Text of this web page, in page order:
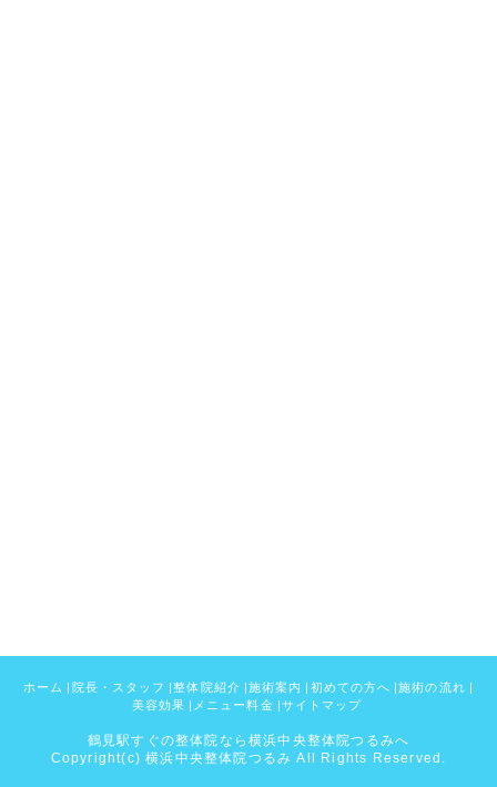
ホーム | 院長・スタッフ |整体院紹介 |施術案内 | 初めての方へ |施術の流れ |
美容効果 | メニュー料金 |サイトマップ
鶴見駅すぐの整体院なら横浜中央整体院つるみへ
Copyright(c) 横浜中央整体院つるみ All Rights Reserved.